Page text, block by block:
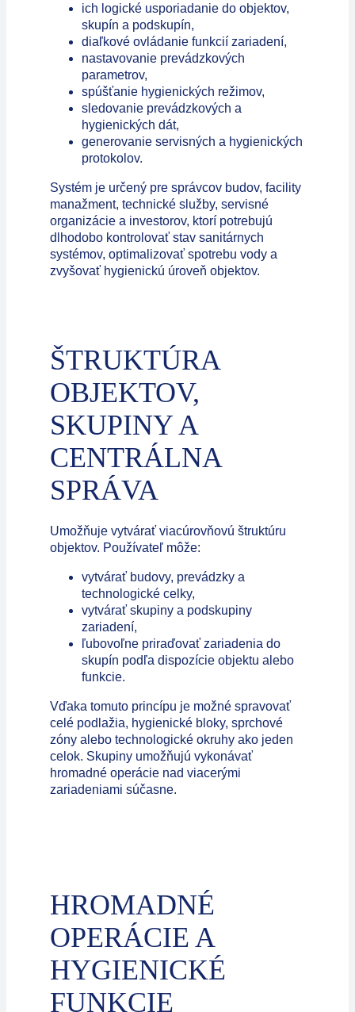
ich logické usporiadanie do objektov,
skupín a podskupín,
diaľkové ovládanie funkcií zariadení,
nastavovanie prevádzkových
parametrov,
spúšťanie hygienických režimov,
sledovanie prevádzkových a
hygienických dát,
generovanie servisných a hygienických
protokolov.
Systém je určený pre správcov budov, facility
manažment, technické služby, servisné
organizácie a investorov, ktorí potrebujú
dlhodobo kontrolovať stav sanitárnych
systémov, optimalizovať spotrebu vody a
zvyšovať hygienickú úroveň objektov.
ŠTRUKTÚRA
OBJEKTOV,
SKUPINY A
CENTRÁLNA
SPRÁVA
Umožňuje vytvárať viacúrovňovú štruktúru
objektov. Používateľ môže:
vytvárať budovy, prevádzky a
technologické celky,
vytvárať skupiny a podskupiny
zariadení,
ľubovoľne priraďovať zariadenia do
skupín podľa dispozície objektu alebo
funkcie.
Vďaka tomuto princípu je možné spravovať
celé podlažia, hygienické bloky, sprchové
zóny alebo technologické okruhy ako jeden
celok. Skupiny umožňujú vykonávať
hromadné operácie nad viacerými
zariadeniami súčasne.
HROMADNÉ
OPERÁCIE A
HYGIENICKÉ
FUNKCIE